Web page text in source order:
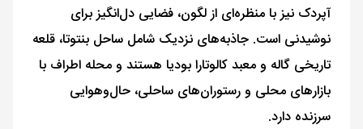
آپردک نیز با منظره‌ای از لگون، فضایی دل‌انگیز برای
نوشیدنی است. جاذبه‌های نزدیک شامل ساحل بنتوتا، قلعه
تاریخی گاله و معبد کالوتارا بودیا هستند و محله اطراف با
بازارهای محلی و رستوران‌های ساحلی، حال‌وهوایی
سرزنده دارد.